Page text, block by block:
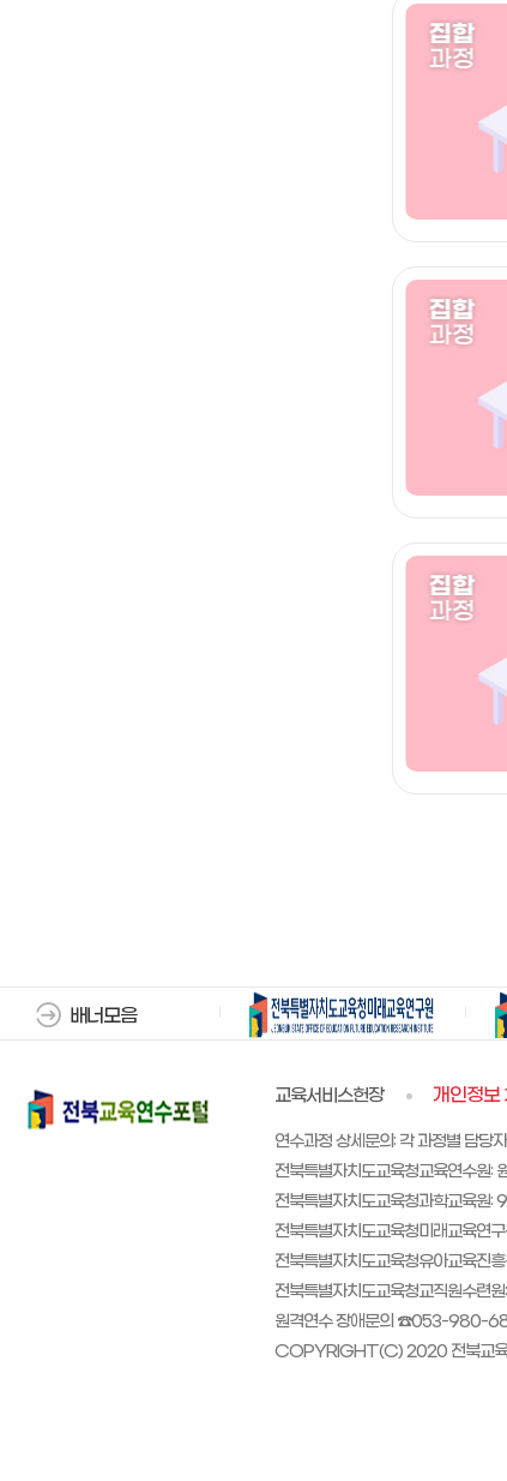
배너모음
교육서비스헌장 개인정보
연수과정 상세문의: 각 과정별 담당
전북특별자치도교육청교육연수
전북특별자치도교육청과학교육원:
전북특별자치도교육청미래교육연
전북특별자치도교육청유아교육진
전북특별자치도교육청교직원수
원격연수 장애문의 ☎053-980-
COPYRIGHT(C) 2020 전북교